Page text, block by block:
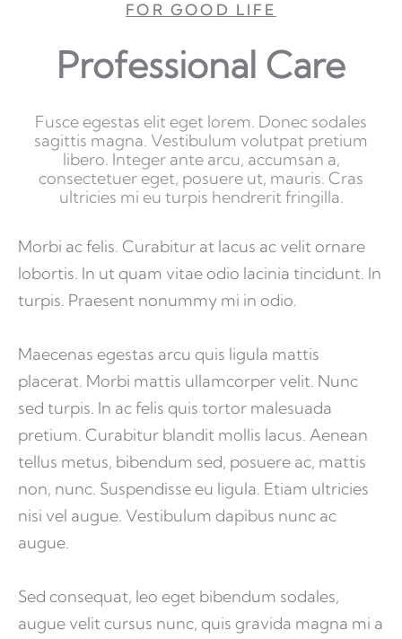
FOR GOOD LIFE
Professional Care
Fusce egestas elit eget lorem. Donec sodales
sagittis magna. Vestibulum volutpat pretium
libero. Integer ante arcu, accumsan a,
consectetuer eget, posuere ut, mauris. Cras
ultricies mi eu turpis hendrerit fringilla.
Morbi ac felis. Curabitur at lacus ac velit ornare
lobortis. In ut quam vitae odio lacinia tincidunt. In
turpis. Praesent nonummy mi in odio.
Maecenas egestas arcu quis ligula mattis
placerat. Morbi mattis ullamcorper velit. Nunc
sed turpis. In ac felis quis tortor malesuada
pretium. Curabitur blandit mollis lacus. Aenean
tellus metus, bibendum sed, posuere ac, mattis
non, nunc. Suspendisse eu ligula. Etiam ultricies
nisi vel augue. Vestibulum dapibus nunc ac
augue.
Sed consequat, leo eget bibendum sodales,
augue velit cursus nunc, quis gravida magna mi a